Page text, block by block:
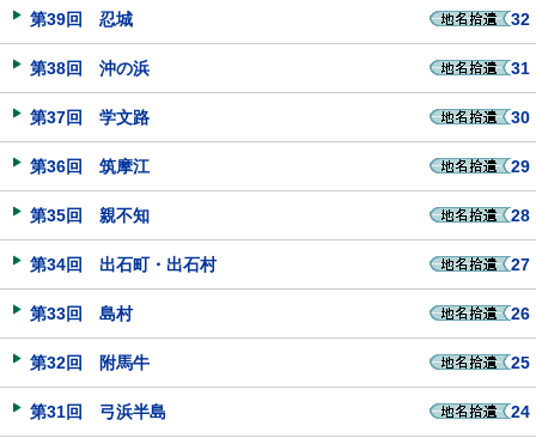
第39回 忍城 32
第38回 沖の浜 31
第37回 学文路 30
第36回 筑摩江 29
第35回 親不知 28
第34回 出石町・出石村 27
第33回 島村 26
第32回 附馬牛 25
第31回 弓浜半島 24